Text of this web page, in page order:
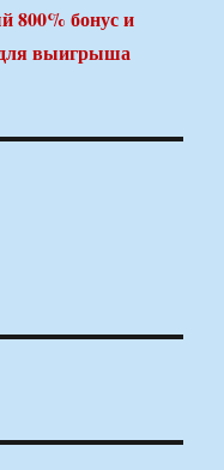
800% бонус и
выигрыша